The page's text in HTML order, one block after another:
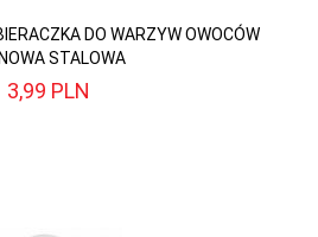
DO WARZYW OWOCÓW
STALOWA
3,99 PLN